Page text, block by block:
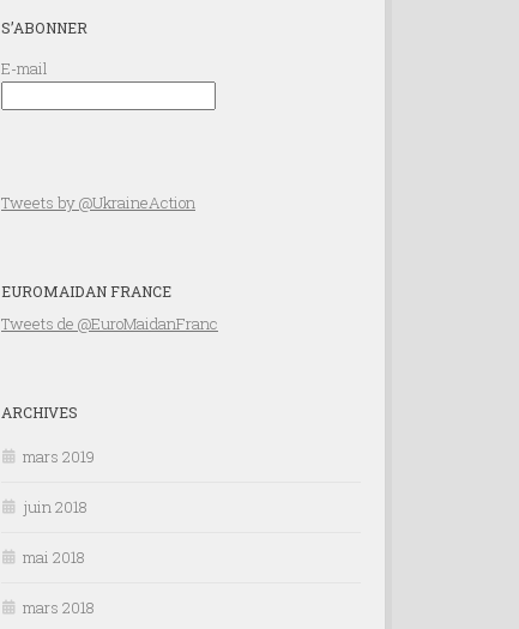
S’ABONNER
E-mail
Tweets by @UkraineAction
EUROMAIDAN FRANCE
Tweets de @EuroMaidanFranc
ARCHIVES
mars 2019
juin 2018
mai 2018
mars 2018